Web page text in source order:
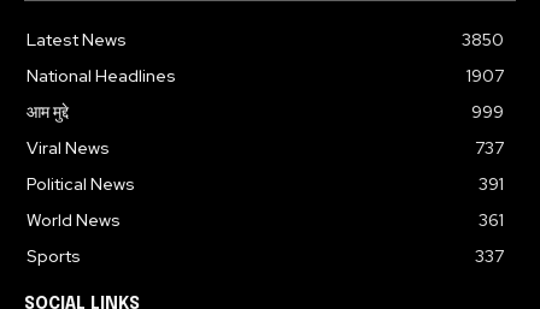
Latest News
3850
National Headlines
1907
आम मुद्दे
999
Viral News
737
Political News
391
World News
361
Sports
337
SOCIAL LINKS